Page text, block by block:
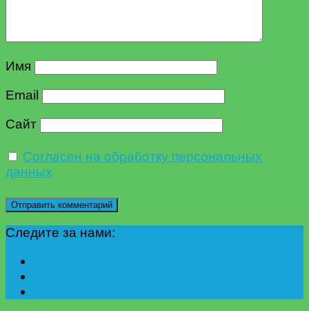
Имя
Email
Сайт
Согласен на обработку персональных
данных
Следите за нами: